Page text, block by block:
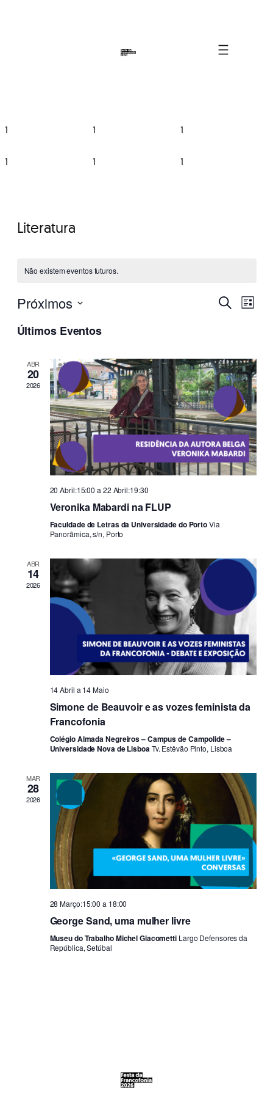
1 1 1
1 1 1
Literatura
Não existem eventos futuros.
e
de
Eventos
Pesquisar
Lista
Próximos
a
Últimos Eventos
ABR
20
2026
20 Abril:15:00 a 22 Abril:19:30
Veronika Mabardi na FLUP
Faculdade de Letras da Universidade do PortoVia
Panorâmica, s/n, Porto
ABR
14
2026
14 Abril a 14 Maio
Simone de Beauvoir e as vozes feminista da
Francofonia
Colégio Almada Negreiros – Campus de Campolide –
Universidade Nova de Lisboa Tv. Estêvão Pinto, Lisboa
MAR
28
2026
28 Março:15:00 a 18:00
George Sand, uma mulher livre
Museu do Trabalho Michel Giacometti Largo Defensores da
República, Setúbal